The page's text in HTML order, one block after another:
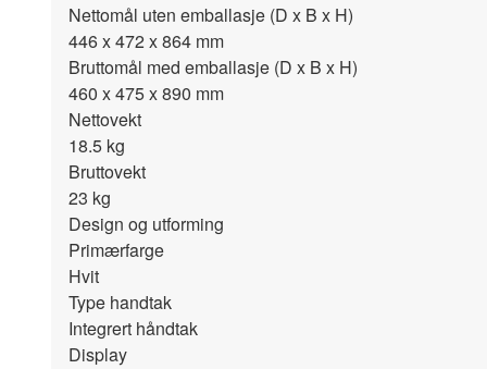
Nettomål uten emballasje (D x B x H)
446 x 472 x 864 mm
Bruttomål med emballasje (D x B x H)
460 x 475 x 890 mm
Nettovekt
18.5 kg
Bruttovekt
23 kg
Design og utforming
Primærfarge
Hvit
Type handtak
Integrert håndtak
Display